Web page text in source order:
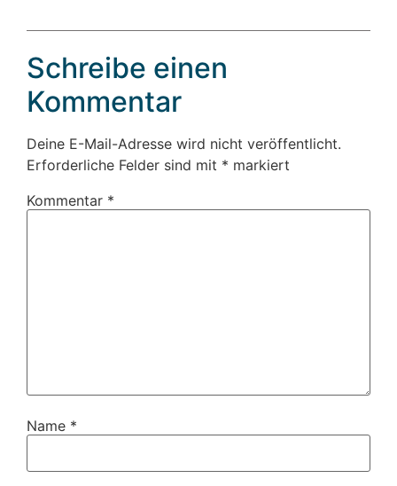
Schreibe einen
Kommentar
Deine E-Mail-Adresse wird nicht veröffentlicht.
Erforderliche Felder sind mit * markiert
Kommentar *
Name *